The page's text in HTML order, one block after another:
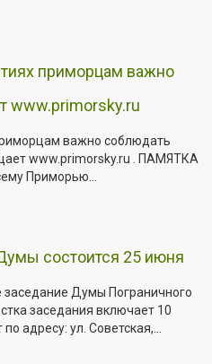
приморцам важно
www.primorsky.ru
важно соблюдать
www.primorsky.ru . ПАМЯТКА
Приморью...
состоится 25 июня
заседание Думы Пограничного
заседания включает 10
адресу: ул. Советская,...